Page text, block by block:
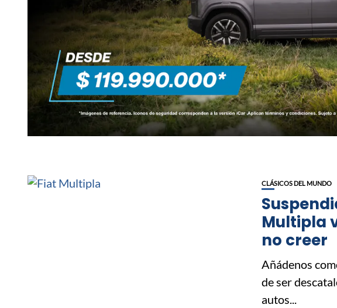
CLÁSICOS DEL MUNDO
Multipla
no creer
Añádenos
de ser
autos...